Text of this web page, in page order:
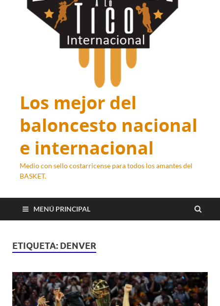
Los mejor del
baloncesto nacional
e internacional
Medio con sello costarricense para todos los amantes del
BASKET.
MENÚ PRINCIPAL
ETIQUETA: DENVER